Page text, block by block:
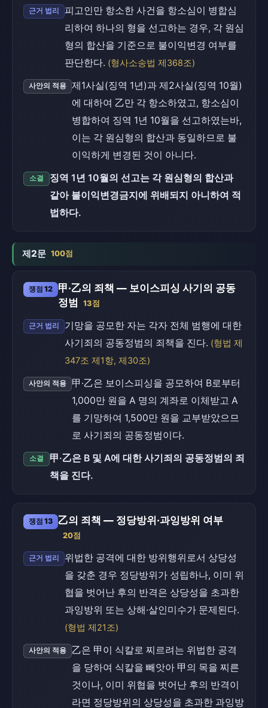
근거 법리
피고인만 항소한 사건을 항소심이 병합심
리하여 하나의 형을 선고하는 경우, 각 원심
형의 합산을 기준으로 불이익변경 여부를
판단한다. (형사소송법 제368조)
사안의 적용
제1사실(징역 1년)과 제2사실(징역 10월)
에 대하여 乙만 각 항소하였고, 항소심이
병합하여 징역 1년 10월을 선고하였는바,
이는 각 원심형의 합산과 동일하므로 불
이익하게 변경된 것이 아니다.
소결
징역 1년 10월의 선고는 각 원심형의 합산과
같아 불이익변경금지에 위배되지 아니하여 적
법하다.
제2문 100점
쟁점 12
甲·乙의 죄책 — 보이스피싱 사기의 공동
정범
13점
근거 법리
기망을 공모한 자는 각자 전체 범행에 대한
사기죄의 공동정범의 죄책을 진다. (형법 제
347조 제1항, 제30조)
사안의 적용
甲·乙은 보이스피싱을 공모하여 B로부터
1,000만 원을 A 명의 계좌로 이체받고 A
를 기망하여 1,500만 원을 교부받았으므
로 사기죄의 공동정범이다.
소결
甲·乙은 B 및 A에 대한 사기죄의 공동정범의 죄
책을 진다.
쟁점 13 乙의 죄책 — 정당방위·과잉방위 여부
20점
근거 법리
위법한 공격에 대한 방위행위로서 상당성
을 갖춘 경우 정당방위가 성립하나, 이미 위
협을 벗어난 후의 반격은 상당성을 초과한
과잉방위 또는 상해·살인미수가 문제된다.
(형법 제21조)
사안의 적용
乙은 甲이 식칼로 찌르려는 위법한 공격
을 당하여 식칼을 빼앗아 甲의 목을 찌른
것이나, 이미 위협을 벗어난 후의 반격이
라면 정당방위의 상당성을 초과한 과잉방